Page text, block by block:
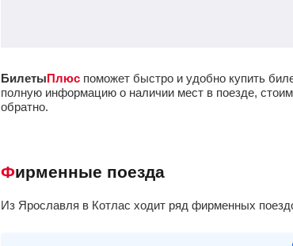
БилетыПлюс поможет быстро и удобно купить
полную информацию о наличии мест в поезде,
обратно.
Фирменные поезда
из Ярославля в Котлас ходит ряд фирменных